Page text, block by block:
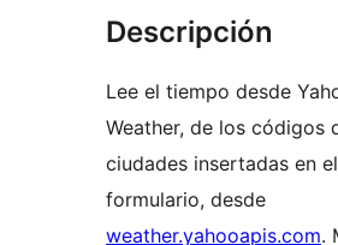
Descripción
Lee el tiempo desde
Weather, de los códigos
ciudades insertadas en el
formulario, desde
weather.yahooapis.com.